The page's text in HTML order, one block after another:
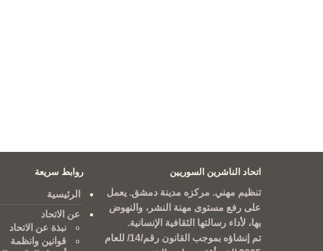
اتحاد الناشرين السوريين
تنظيم مهني. مركزه مدينة دمشق. يعمل
على رفع مستوى مهنة النشر، والنهوض
بها، لأداء رسالتها الثقافية الإنسانية.
تم إنشاؤه بموجب القانون رقم/14/ للعام
روابط سريعة
الرئيسية
عن الاتحاد
نبذة عن الاتحاد
قوانين وانظمة